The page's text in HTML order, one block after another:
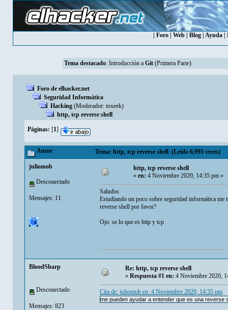
Foro Web Blog Ayuda
Tema destacado: Introducción a Git (Primera Parte)
Foro de elhacker.net
Seguridad Informática
Hacking (Moderador: toxeek)
http, tcp reverse shell
Páginas: [1]
Autor Tema: http, tcp reverse shell (Leído 6,993 veces)
juliomob
Desconectado
Mensajes: 11
http, tcp reverse shell
«en:4 Noviembre 2020, 14:35 pm »
Saludos
Estudiando un poco sobre seguridad informática me
reverse shell por favor?
Ojo: se lo que es http y tcp
BloodSharp
Desconectado
Mensajes: 823
Re: http, tcp reverse shell
« Respuesta #1 en: 4 Noviembre 2020,
Cita de: juliomob en 4 Noviembre 2020, 14:35 pm
me pueden ayudar a entender que es una reverse